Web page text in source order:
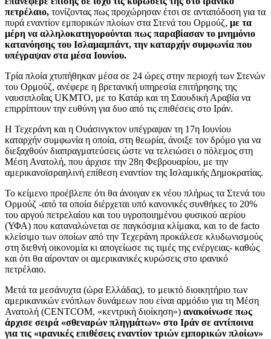
πετρέλαιο, τονίζοντας πως προχώρησαν έτσι σε ανταπόδοση για τα
πυρά εναντίον εμπορικών πλοίων στα Στενά του Ορμούζ, με τα
μέρη να αλληλοκατηγορούνται πως παραβίασαν το μνημόνιο
κατανόησης του Ισλαμαμπάντ, την καταρχήν συμφωνία που
υπέγραψαν στα μέσα Ιουνίου.
Τρία πλοία χτυπήθηκαν μέσα σε 24 ώρες στην περιοχή των Στενών
του Ορμούζ, ανέφερε η βρετανική υπηρεσία επιτήρησης της
ναυσιπλοΐας UKMTO, με το Κατάρ και τη Σαουδική Αραβία να
επιρρίπτουν την ευθύνη για δυο από τις επιθέσεις στο Ιράν.
Η Τεχεράνη και η Ουάσινγκτον υπέγραψαν τη 17η Ιουνίου
καταρχήν συμφωνία η οποία, στη θεωρία, άνοιξε τον δρόμο για να
διεξαχθούν διαπραγματεύσεις ώστε να τελειώσει ο πόλεμος στη
Μέση Ανατολή, που άρχισε την 28η Φεβρουαρίου, με την
αμερικανοϊσραηλινή επίθεση εναντίον της Ισλαμικής Δημοκρατίας.
Το κείμενο προέβλεπε ότι θα άνοιγαν εκ νέου πλήρως τα Στενά του
Ορμούζ -από τα οποία διέρχεται υπό κανονικές συνθήκες το 20%
του αργού πετρελαίου και του υγροποιημένου φυσικού αερίου
(ΥΦΑ) που καταναλώνεται σε παγκόσμια κλίμακα, και το de facto
κλείσιμο των οποίων από την Τεχεράνη προκάλεσε κλυδωνισμούς
στη διεθνή οικονομία κι απογείωσε τις τιμές της ενέργειας- καθώς
και ότι θα αίρονταν οι αμερικανικές κυρώσεις στο ιρανικό
πετρέλαιο.
Μετά τα μεσάνυχτα (ώρα Ελλάδας), το μεικτό διοικητήριο των
αμερικανικών ενόπλων δυνάμεων που είναι αρμόδιο για τη Μέση
Ανατολή (CENTCOM, «κεντρική διοίκηση») ανακοίνωσε πως
άρχισε σειρά «σθεναρών πληγμάτων» στο Ιράν σε αντίποινα
για τις «ιρανικές επιθέσεις εναντίον τριών εμπορικών πλοίων»